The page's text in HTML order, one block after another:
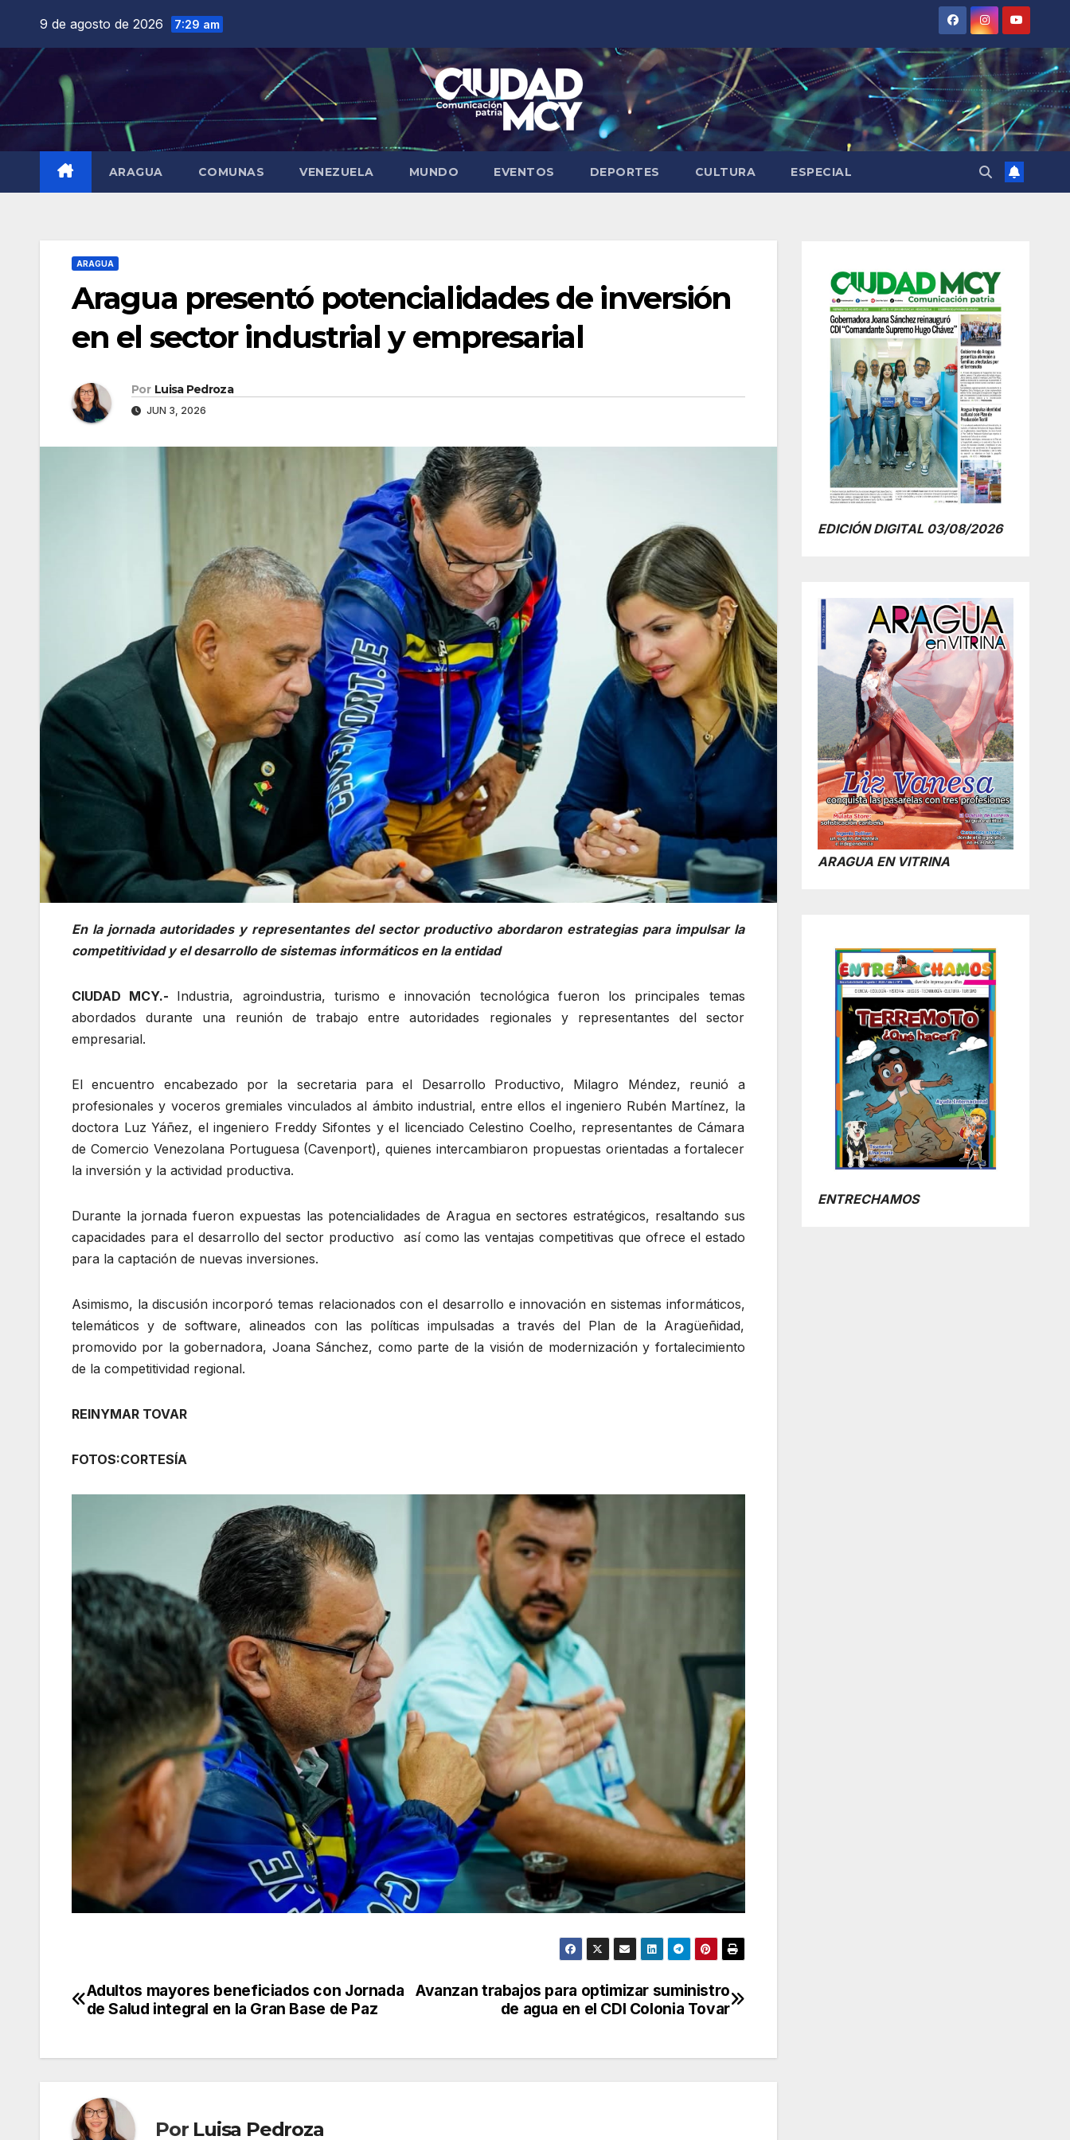
contenido
9 de agosto de 2026 7:29 am
ARAGUA COMUNAS VENEZUELA MUNDO EVENTOS DEPORTES CULTURA ESPECIAL
ARAGUA
Aragua presentó potencialidades de inversión
en el sector industrial y empresarial
Por Luisa Pedroza
JUN 3, 2026
En la jornada autoridades y representantes del sector productivo abordaron estrategias para impulsar la
competitividad y el desarrollo de sistemas informáticos en la entidad
CIUDAD MCY.- Industria, agroindustria, turismo e innovación tecnológica fueron los principales temas
abordados durante una reunión de trabajo entre autoridades regionales y representantes del sector
empresarial.
El encuentro encabezado por la secretaria para el Desarrollo Productivo, Milagro Méndez, reunió a
profesionales y voceros gremiales vinculados al ámbito industrial, entre ellos el ingeniero Rubén Martínez, la
doctora Luz Yáñez, el ingeniero Freddy Sifontes y el licenciado Celestino Coelho, representantes de Cámara
de Comercio Venezolana Portuguesa (Cavenport), quienes intercambiaron propuestas orientadas a fortalecer
la inversión y la actividad productiva.
Durante la jornada fueron expuestas las potencialidades de Aragua en sectores estratégicos, resaltando sus
capacidades para el desarrollo del sector productivo así como las ventajas competitivas que ofrece el estado
para la captación de nuevas inversiones.
Asimismo, la discusión incorporó temas relacionados con el desarrollo e innovación en sistemas informáticos,
telemáticos y de software, alineados con las políticas impulsadas a través del Plan de la Aragüeñidad,
promovido por la gobernadora, Joana Sánchez, como parte de la visión de modernización y fortalecimiento
de la competitividad regional.
REINYMAR TOVAR
FOTOS:CORTESÍA
Navegación
entradas
Avanzan trabajos para optimizar suministro
de agua en el CDI Colonia Tovar
Adultos mayores beneficiados con Jornada
de Salud integral en la Gran Base de Paz
Por Luisa Pedroza
EDICIÓN DIGITAL 03/08/2026
ARAGUA EN VITRINA
ENTRECHAMOS